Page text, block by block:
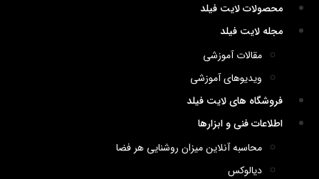
محصولات لایت فیلد
مجله لایت فیلد
مقالات آموزشی
ویدیوهای آموزشی
فروشگاه های لایت فیلد
اطلاعات فنی و ابزارها
محاسبه آنلاین میزان روشنایی هر فضا
دیالوکس